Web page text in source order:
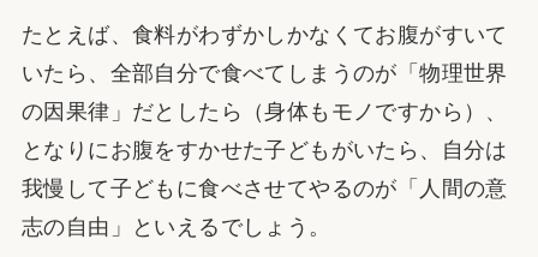
たとえば、食料がわずかしかなくてお腹がすいて
いたら、全部自分で食べてしまうのが「物理世界
の因果律」だとしたら（身体もモノですから）、
となりにお腹をすかせた子どもがいたら、自分は
我慢して子どもに食べさせてやるのが「人間の意
志の自由」といえるでしょう。